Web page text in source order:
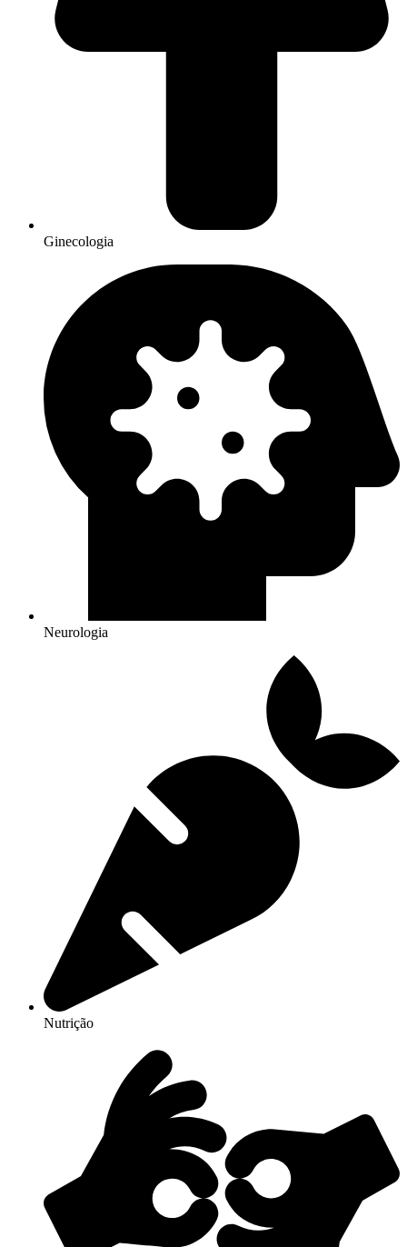
Ginecologia
Neurologia
Nutrição